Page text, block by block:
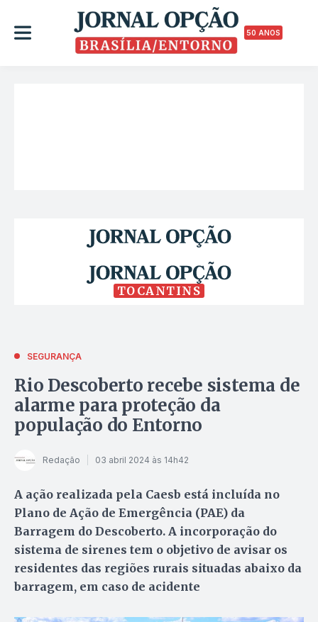
50 ANOS
TOCANTINS
SEGURANÇA
Rio Descoberto recebe sistema de
alarme para proteção da
população do Entorno
Redação 03 abril 2024 às 14h42
A ação realizada pela Caesb está incluída no
Plano de Ação de Emergência (PAE) da
Barragem do Descoberto. A incorporação do
sistema de sirenes tem o objetivo de avisar os
residentes das regiões rurais situadas abaixo da
barragem, em caso de acidente